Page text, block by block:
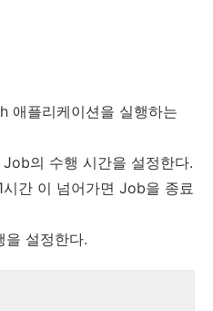
애플리케이션을 실행하는
의 수행 시간을 설정한다.
간 이 넘어가면 Job을 종료
설정한다.